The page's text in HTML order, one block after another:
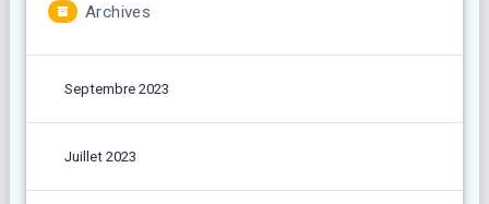
Archives
Septembre 2023
Juillet 2023